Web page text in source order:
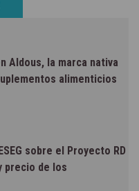
Aldous, la marca nativa
alimenticios
sobre el Proyecto RD
precio de los